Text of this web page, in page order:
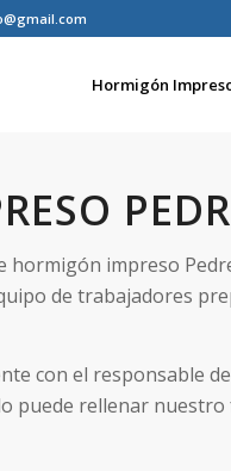
Hormigón
hormigón impreso
de trabajadores
con el responsable
puede rellenar